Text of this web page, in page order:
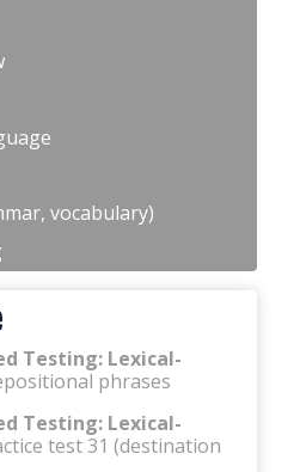
vocabulary)
Testing: Lexical-
phrases
Testing: Lexical-
test 31 (destination